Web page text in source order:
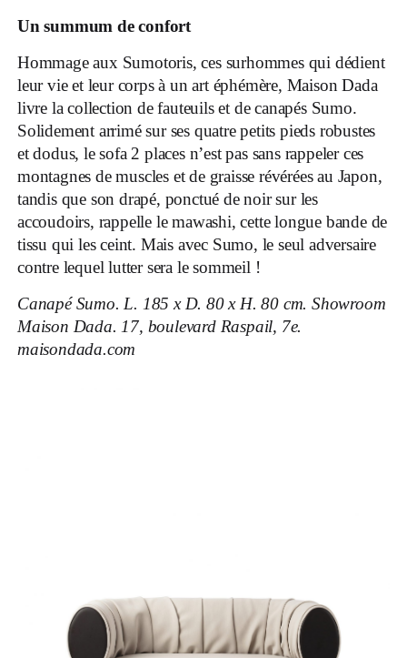
Un summum de confort
Hommage aux Sumotoris, ces surhommes qui dédient
leur vie et leur corps à un art éphémère, Maison Dada
livre la collection de fauteuils et de canapés Sumo.
Solidement arrimé sur ses quatre petits pieds robustes
et dodus, le sofa 2 places n’est pas sans rappeler ces
montagnes de muscles et de graisse révérées au Japon,
tandis que son drapé, ponctué de noir sur les
accoudoirs, rappelle le mawashi, cette longue bande de
tissu qui les ceint. Mais avec Sumo, le seul adversaire
contre lequel lutter sera le sommeil !
Canapé Sumo. L. 185 x D. 80 x H. 80 cm. Showroom
Maison Dada. 17, boulevard Raspail, 7e.
maisondada.com